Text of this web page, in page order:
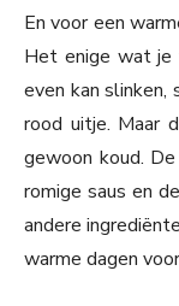
En voor een
Het enige wat je
even kan
rood uitje. Maar
gewoon koud.
romige saus en
andere
warme dagen